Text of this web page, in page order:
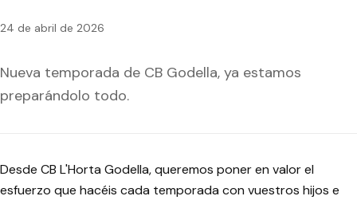
24 de abril de 2026
Nueva temporada de CB Godella, ya estamos
preparándolo todo.
Desde CB L'Horta Godella, queremos poner en valor el
esfuerzo que hacéis cada temporada con vuestros hijos e